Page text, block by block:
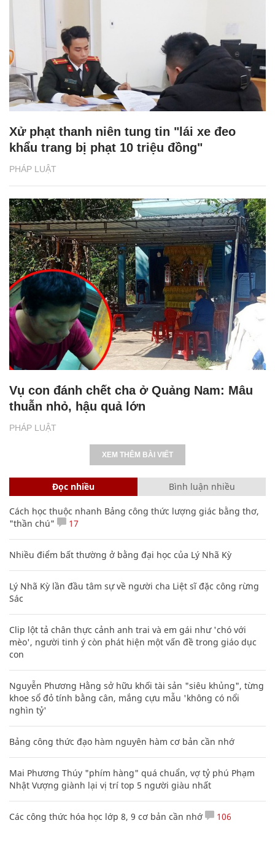
PHÁP LUẬT
Xử phạt thanh niên tung tin "lái xe đeo
khẩu trang bị phạt 10 triệu đồng"
PHÁP LUẬT
Vụ con đánh chết cha ở Quảng Nam: Mâu
thuẫn nhỏ, hậu quả lớn
XEM THÊM BÀI VIẾT
Đọc nhiều Bình luận nhiều
Cách học thuộc nhanh Bảng công thức lượng giác bằng thơ,
"thần chú"
17
Nhiều điểm bất thường ở bằng đại học của Lý Nhã Kỳ
Lý Nhã Kỳ lần đầu tâm sự về người cha Liệt sĩ đặc công rừng
Sác
Clip lột tả chân thực cảnh anh trai và em gái như 'chó với
mèo', người tinh ý còn phát hiện một vấn đề trong giáo dục
con
Nguyễn Phương Hằng sở hữu khối tài sản "siêu khủng", từng
khoe sổ đỏ tính bằng cân, mắng cựu mẫu 'không có nổi
nghìn tỷ'
Bảng công thức đạo hàm nguyên hàm cơ bản cần nhớ
Mai Phương Thúy "phím hàng" quá chuẩn, vợ tỷ phú Phạm
Nhật Vượng giành lại vị trí top 5 người giàu nhất
Các công thức hóa học lớp 8, 9 cơ bản cần nhớ 106